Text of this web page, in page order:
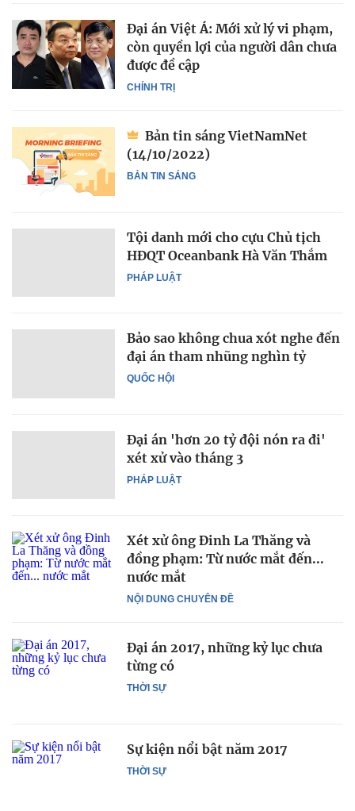
CHÍNH TRỊ
Đại án Việt Á: Mới xử lý vi phạm,
còn quyền lợi của người dân chưa
được đề cập
BẢN TIN SÁNG
Bản tin sáng VietNamNet
(14/10/2022)
PHÁP LUẬT
Tội danh mới cho cựu Chủ tịch
HĐQT Oceanbank Hà Văn Thắm
QUỐC HỘI
Bảo sao không chua xót nghe đến
đại án tham nhũng nghìn tỷ
PHÁP LUẬT
Đại án 'hơn 20 tỷ đội nón ra đi'
xét xử vào tháng 3
NỘI DUNG CHUYÊN ĐỀ
Xét xử ông Đinh La Thăng và
đồng phạm: Từ nước mắt đến...
nước mắt
THỜI SỰ
Đại án 2017, những kỷ lục chưa
từng có
THỜI SỰ
Sự kiện nổi bật năm 2017